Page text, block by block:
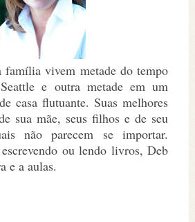
família vivem metade do tempo
e outra metade em um
casa flutuante. Suas melhores
sua mãe, seus filhos e de seu
não parecem se importar.
ou lendo livros, Deb
e a aulas.